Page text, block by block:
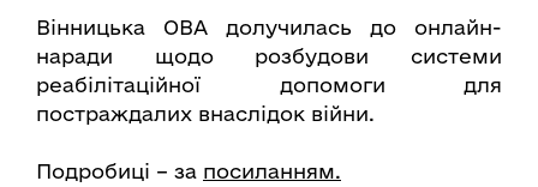
Вінницька ОВА долучилась до онлайн-
наради щодо розбудови системи
реабілітаційної допомоги для
постраждалих внаслідок війни.
Подробиці – за посиланням.